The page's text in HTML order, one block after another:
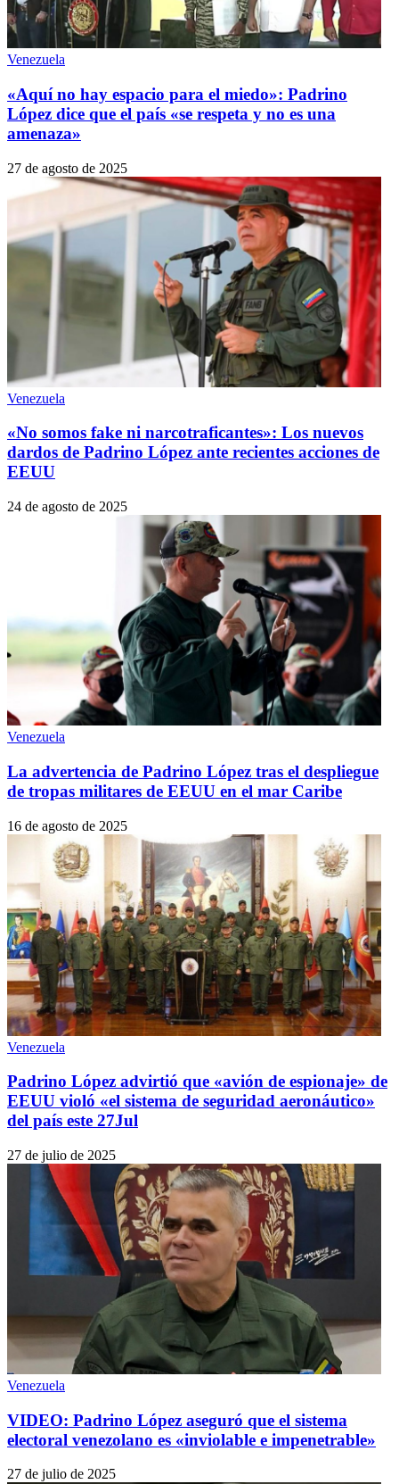
Venezuela
«Aquí no hay espacio para el miedo»: Padrino
López dice que el país «se respeta y no es una
amenaza»
27 de agosto de 2025
Venezuela
«No somos fake ni narcotraficantes»: Los nuevos
dardos de Padrino López ante recientes acciones de
EEUU
24 de agosto de 2025
Venezuela
La advertencia de Padrino López tras el despliegue
de tropas militares de EEUU en el mar Caribe
16 de agosto de 2025
Venezuela
Padrino López advirtió que «avión de espionaje» de
EEUU violó «el sistema de seguridad aeronáutico»
del país este 27Jul
27 de julio de 2025
Venezuela
VIDEO: Padrino López aseguró que el sistema
electoral venezolano es «inviolable e impenetrable»
27 de julio de 2025